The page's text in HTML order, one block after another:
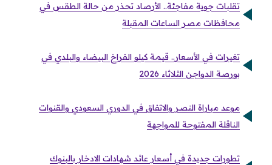
تقلبات جوية مفاجئة.. الأرصاد تحذر من حالة الطقس في
محافظات مصر الساعات المقبلة
تغيرات في الأسعار.. قيمة كيلو الفراخ البيضاء والبلدي في
بورصة الدواجن الثلاثاء 2026
موعد مباراة النصر والاتفاق في الدوري السعودي والقنوات
الناقلة المفتوحة للمواجهة
تطورات جديدة في أسعار عائد شهادات الادخار بالبنوك